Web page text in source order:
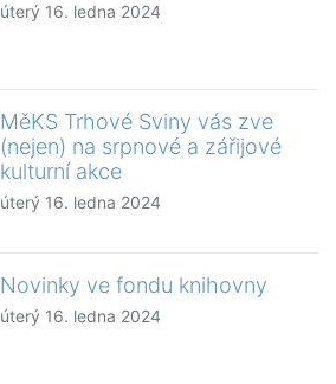
úterý 16. ledna 2024
MěKS Trhové Sviny vás zve
(nejen) na srpnové a zářijové
kulturní akce
úterý 16. ledna 2024
Novinky ve fondu knihovny
úterý 16. ledna 2024